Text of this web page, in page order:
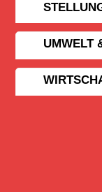
UMWELT